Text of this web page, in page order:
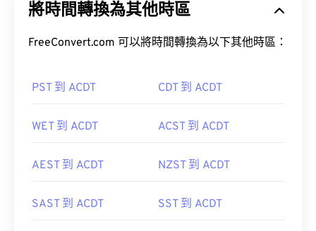
將時間轉換為其他時區
FreeConvert.com 可以將時間轉換為以下其他時區：
PST 到 ACDT CDT 到 ACDT
WET 到 ACDT ACST 到 ACDT
AEST 到 ACDT NZST 到 ACDT
SAST 到 ACDT SST 到 ACDT